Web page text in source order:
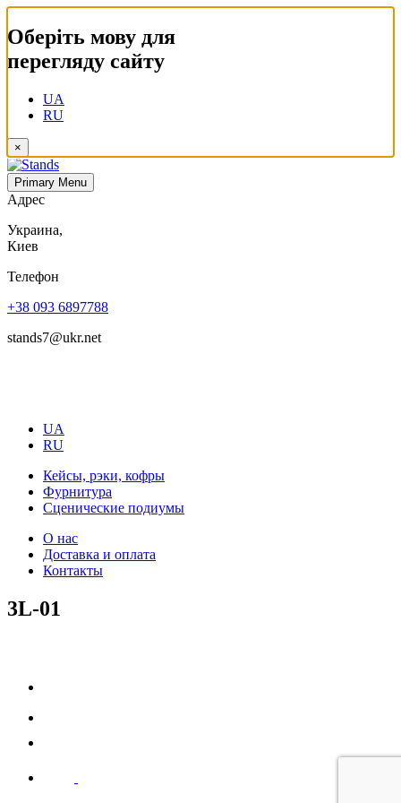
Оберіть мову для
перегляду сайту
UA
RU
×
Primary Menu
Адрес
Украина,
Киев
Телефон
+38 093 6897788
stands7@ukr.net
UA
RU
Кейсы, рэки, кофры
Фурнитура
Сценические подиумы
О нас
Доставка и оплата
Контакты
3L-01